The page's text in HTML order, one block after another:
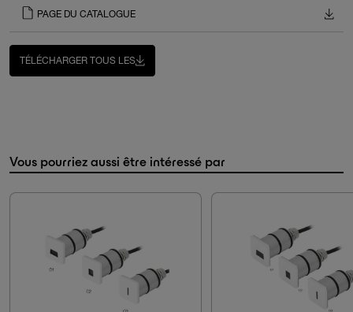
PAGE DU CATALOGUE
TÉLÉCHARGER TOUS LES
Vous pourriez aussi être intéressé par